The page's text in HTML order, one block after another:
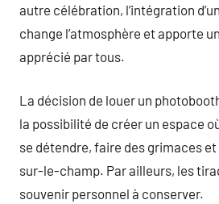
autre célébration, l’intégration
change l’atmosphère et apporte
apprécié par tous.
La décision de louer un
la possibilité de créer un espace
se détendre, faire des grimaces
sur-le-champ. Par ailleurs, les
souvenir personnel à conserver.